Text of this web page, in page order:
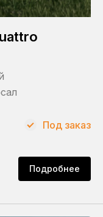
Подробнее
Под заказ